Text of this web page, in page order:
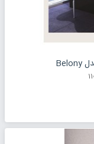
درخواست قیمت محصول